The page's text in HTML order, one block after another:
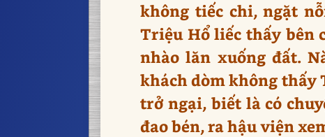
không tiếc chi, ngặt
Triệu Hổ liếc thấy bên
nhào lăn xuống đất.
khách dòm không thấy
trở ngại, biết là có
đao bén, ra hậu viện